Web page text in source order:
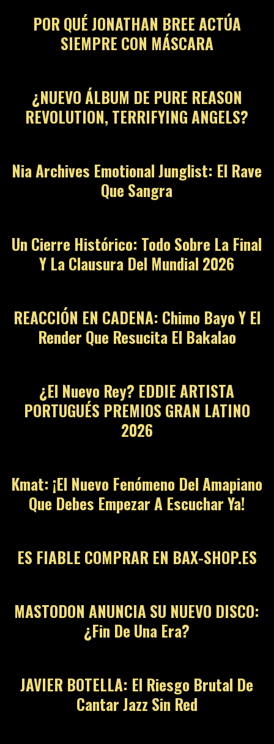
POR QUÉ JONATHAN BREE ACTÚA
SIEMPRE CON MÁSCARA
¿NUEVO ÁLBUM DE PURE REASON
REVOLUTION, TERRIFYING ANGELS?
Nia Archives Emotional Junglist: El Rave
Que Sangra
Un Cierre Histórico: Todo Sobre La Final
Y La Clausura Del Mundial 2026
REACCIÓN EN CADENA: Chimo Bayo Y El
Render Que Resucita El Bakalao
¿El Nuevo Rey? EDDIE ARTISTA
PORTUGUÉS PREMIOS GRAN LATINO
2026
Kmat: ¡El Nuevo Fenómeno Del Amapiano
Que Debes Empezar A Escuchar Ya!
ES FIABLE COMPRAR EN BAX-SHOP.ES
MASTODON ANUNCIA SU NUEVO DISCO:
¿Fin De Una Era?
JAVIER BOTELLA: El Riesgo Brutal De
Cantar Jazz Sin Red